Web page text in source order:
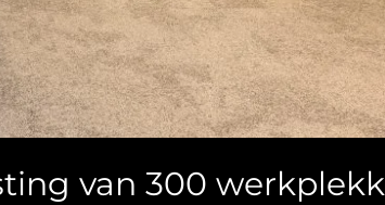
van 300